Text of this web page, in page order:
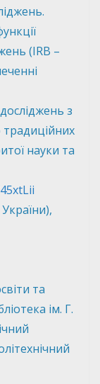
(IRB –
з
науки та
та
ім. Г.